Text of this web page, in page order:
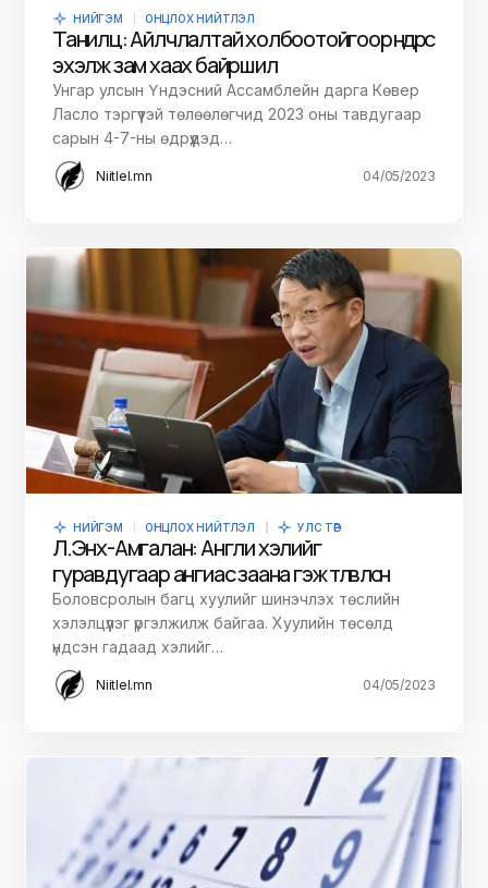
НИЙГЭМ ОНЦЛОХ НИЙТЛЭЛ
Танилц: Айлчлалтай холбоотойгоор өнөөдрөөс
эхэлж зам хаах байршил
Унгар улсын Үндэсний Ассамблейн дарга Көвер
Ласло тэргүүтэй төлөөлөгчид 2023 оны тавдугаар
сарын 4-7-ны өдрүүдэд…
Niitlel.mn 04/05/2023
НИЙГЭМ ОНЦЛОХ НИЙТЛЭЛ УЛС ТӨР
Л.Энх-Амгалан: Англи хэлийг
гуравдугаар ангиас заана гэж төлөвлөсөн
Боловсролын багц хуулийг шинэчлэх төслийн
хэлэлцүүлэг үргэлжилж байгаа. Хуулийн төсөлд
үндсэн гадаад хэлийг…
Niitlel.mn 04/05/2023